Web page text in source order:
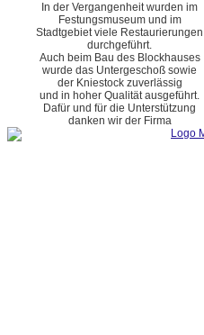
In der Vergangenheit wurden im
Festungsmuseum und im
Stadtgebiet viele Restaurierungen
durchgeführt.
Auch beim Bau des Blockhauses
wurde das Untergeschoß sowie
der Kniestock zuverlässig
und in hoher Qualität ausgeführt.
Dafür und für die Unterstützung
danken wir der Firma